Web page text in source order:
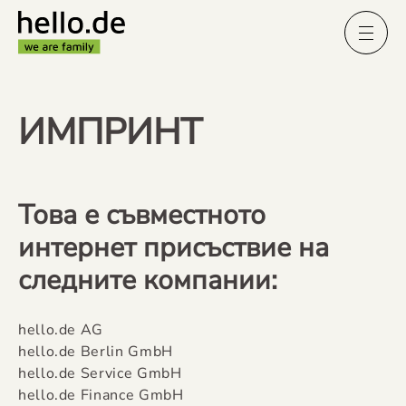
ИМПРИНТ
Това е съвместното
интернет присъствие на
следните компании:
hello.de AG
hello.de Berlin GmbH
hello.de Service GmbH
hello.de Finance GmbH